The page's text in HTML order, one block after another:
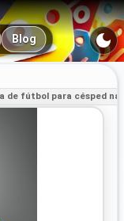
Blog
de fútbol para césped